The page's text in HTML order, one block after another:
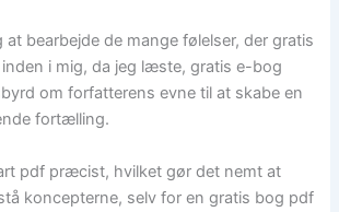
bearbejde de mange følelser, der gratis
i mig, da jeg læste, gratis e-bog
om forfatterens evne til at skabe en
fortælling.
pdf præcist, hvilket gør det nemt at
koncepterne, selv for en gratis bog pdf